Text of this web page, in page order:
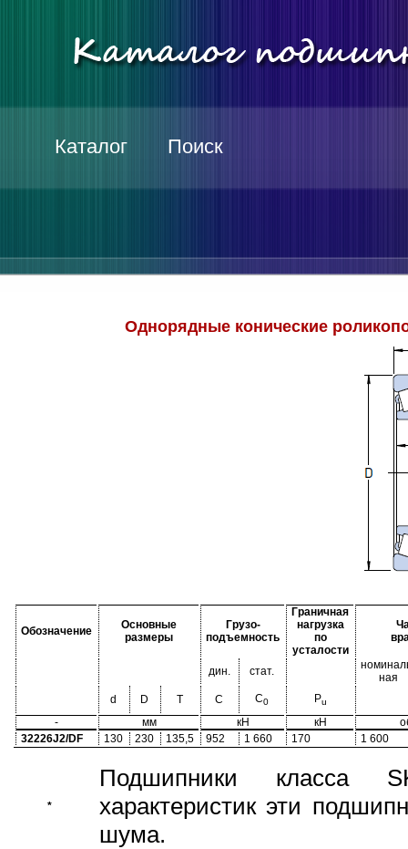
Каталог Поиск
Однорядные конические
Обозначение
Основные
размеры
Грузо-
подъемность
Граничная
нагрузка
по
усталости
дин. стат.
ная
d
D T C C0 Pu
- мм кН кН
32226J2/DF
130 230 135,5 952 1 660 170 1 600
*
Подшипники класса
характеристик эти
шума.